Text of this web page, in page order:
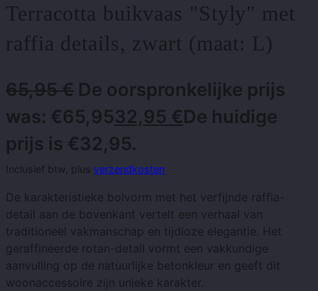
Terracotta buikvaas "Styly" met
raffia details, zwart (maat: L)
65,95€ De oorspronkelijke prijs
was: €65,9532,95 €De huidige
prijs is €32,95.
Inclusief btw, plus verzendkosten
De karakteristieke bolvorm met het verfijnde raffia-
detail aan de bovenkant vertelt een verhaal van
traditioneel vakmanschap en tijdloze elegantie. Het
geraffineerde rotan-detail vormt een vakkundige
aanvulling op de natuurlijke betonkleur en geeft dit
woonaccessoire zijn unieke karakter.